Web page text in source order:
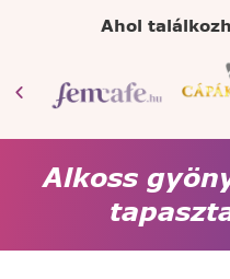
Ahol
Alkoss